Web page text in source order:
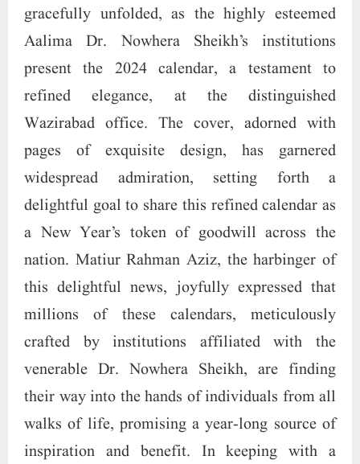
gracefully unfolded, as the highly esteemed
Aalima Dr. Nowhera Sheikh’s institutions
present the 2024 calendar, a testament to
refined elegance, at the distinguished
Wazirabad office. The cover, adorned with
pages of exquisite design, has garnered
widespread admiration, setting forth a
delightful goal to share this refined calendar as
a New Year’s token of goodwill across the
nation. Matiur Rahman Aziz, the harbinger of
this delightful news, joyfully expressed that
millions of these calendars, meticulously
crafted by institutions affiliated with the
venerable Dr. Nowhera Sheikh, are finding
their way into the hands of individuals from all
walks of life, promising a year-long source of
inspiration and benefit. In keeping with a